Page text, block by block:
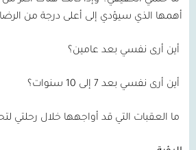
أهمها الذي سيؤدي إلى أعلى درجة من الرضا
أين أرى نفسي بعد عامين؟
أين أرى نفسي بعد 7 إلى 10 سنوات؟
ما العقبات التي قد أواجهها خلال رحلتي